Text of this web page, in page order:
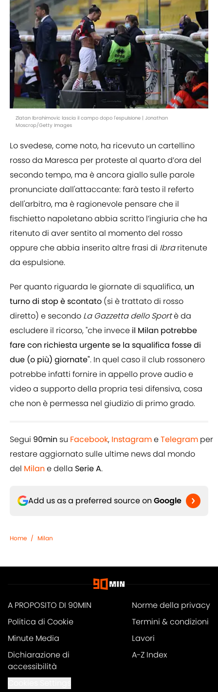
Zlatan Ibrahimovic lascia il campo dopo l'espulsione | Jonathan
Moscrop/Getty Images
Lo svedese, come noto, ha ricevuto un cartellino
rosso da Maresca per proteste al quarto d’ora del
secondo tempo, ma è ancora giallo sulle parole
pronunciate dall'attaccante: farà testo il referto
dell'arbitro, ma è ragionevole pensare che il
fischietto napoletano abbia scritto l’ingiuria che ha
ritenuto di aver sentito al momento del rosso
oppure che abbia inserito altre frasi di Ibraritenute
da espulsione.
Per quanto riguarda le giornate di squalifica, un
turno di stop è scontato (si è trattato di rosso
diretto) e secondo La Gazzetta dello Sportè da
escludere il ricorso, "che invece il Milan potrebbe
fare con richiesta urgente se la squalifica fosse di
due (o più) giornate". In quel caso il club rossonero
potrebbe infatti fornire in appello prove audio e
video a supporto della propria tesi difensiva, cosa
che non è permessa nel giudizio di primo grado.
Segui 90min su Facebook, InstagrameTelegram per
restare aggiornato sulle ultime news dal mondo
del Milan e della Serie A.
Add us as a preferred source on Google
Home / Milan
A PROPOSITO DI 90MIN
Norme della privacy
Politica di Cookie
Termini & condizioni
Minute Media
Lavori
Dichiarazione di
accessibilità
A-Z Index